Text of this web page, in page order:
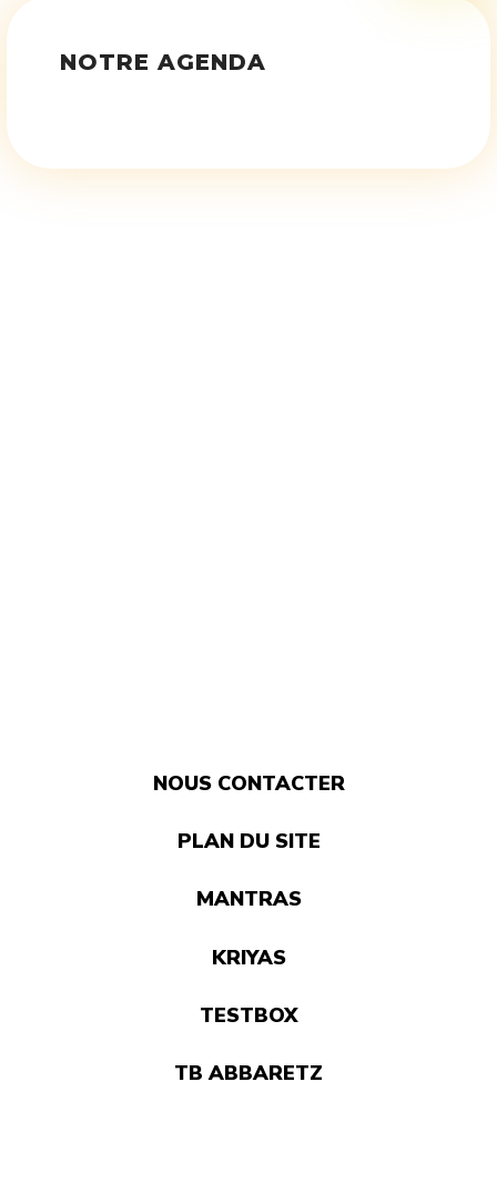
NOTRE AGENDA
NOUS CONTACTER
PLAN DU SITE
MANTRAS
KRIYAS
TESTBOX
TB ABBARETZ